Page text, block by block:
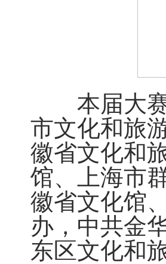
本届大赛
市文化和旅
徽省文化和
馆、上海市
徽省文化馆
办，中共金
东区文化和